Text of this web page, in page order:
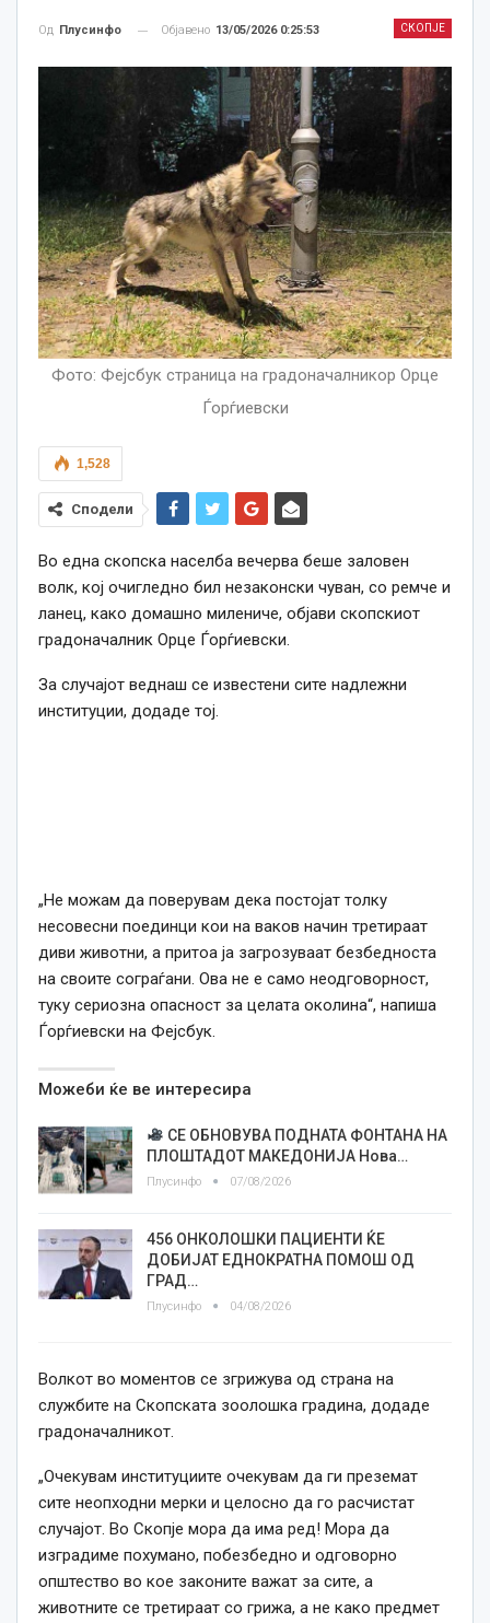
СКОПЈЕ
Од Плусинфо Објавено 13/05/2026 0:25:53
Фото: Фејсбук страница на градоначалникор Орце
Ѓорѓиевски
1,528
Сподели
Во една скопска населба вечерва беше заловен
волк, кој очигледно бил незаконски чуван, со ремче и
ланец, како домашно милениче, објави скопскиот
градоначалник Орце Ѓорѓиевски.
За случајот веднаш се известени сите надлежни
институции, додаде тој.
„Не можам да поверувам дека постојат толку
несовесни поединци кои на ваков начин третираат
диви животни, а притоа ја загрозуваат безбедноста
на своите сограѓани. Ова не е само неодговорност,
туку сериозна опасност за целата околина“, напиша
Ѓорѓиевски на Фејсбук.
Можеби ќе ве интересира
СЕ ОБНОВУВА ПОДНАТА ФОНТАНА НА
ПЛОШТАДОТ МАКЕДОНИЈА Нова…
Плусинфо 07/08/2026
456 ОНКОЛОШКИ ПАЦИЕНТИ ЌЕ
ДОБИЈАТ ЕДНОКРАТНА ПОМОШ ОД
ГРАД…
Плусинфо 04/08/2026
Волкот во моментов се згрижува од страна на
службите на Скопската зоолошка градина, додаде
градоначалникот.
„Очекувам институциите очекувам да ги преземат
сите неопходни мерки и целосно да го расчистат
случајот. Во Скопје мора да има ред! Мора да
изградиме похумано, побезбедно и одговорно
општество во кое законите важат за сите, а
животните се третираат со грижа, а не како предмет